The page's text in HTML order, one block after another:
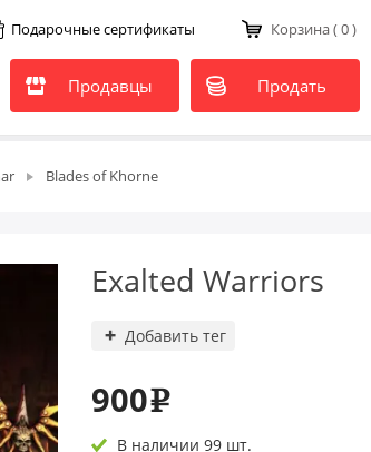
Подарочные сертификаты Корзина( 0 )
Продавцы Продать
Blades of Khorne
Exalted Warriors
Добавить тег
900e
В наличии 99 шт.